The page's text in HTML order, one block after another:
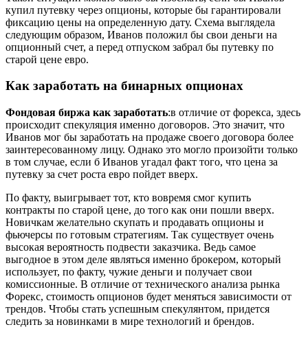
купил путевку через опционы, которые бы гарантировали
фиксацию цены на определенную дату. Схема выглядела
следующим образом, Иванов положил бы свои деньги на
опционный счет, а перед отпуском забрал бы путевку по
старой цене евро.
Как заработать на бинарных опционах
Фондовая биржа как заработать:в отличие от форекса, здесь
происходит спекуляция именно договоров. Это значит, что
Иванов мог бы заработать на продаже своего договора более
заинтересованному лицу. Однако это могло произойти только
в том случае, если б Иванов угадал факт того, что цена за
путевку за счет роста евро пойдет вверх.
По факту, выигрывает тот, кто вовремя смог купить
контракты по старой цене, до того как они пошли вверх.
Новичкам желательно скупать и продавать опционы и
фьючерсы по готовым стратегиям. Так существует очень
высокая вероятность подвести заказчика. Ведь самое
выгодное в этом деле являться именно брокером, который
использует, по факту, чужие деньги и получает свои
комиссионные. В отличие от технического анализа рынка
Форекс, стоимость опционов будет меняться зависимости от
трендов. Чтобы стать успешным спекулянтом, придется
следить за новинками в мире технологий и брендов.